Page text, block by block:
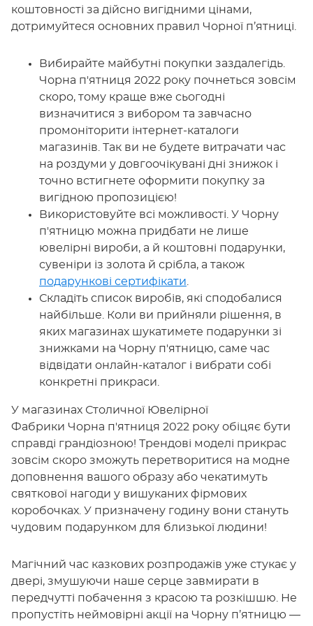
коштовності за дійсно вигідними цінами,
дотримуйтеся основних правил Чорної п’ятниці.
Вибирайте майбутні покупки заздалегідь.
Чорна п'ятниця 2022 року почнеться зовсім
скоро, тому краще вже сьогодні
визначитися з вибором та завчасно
промоніторити інтернет-каталоги
магазинів. Так ви не будете витрачати час
на роздуми у довгоочікувані дні знижок і
точно встигнете оформити покупку за
вигідною пропозицією!
Використовуйте всі можливості. У Чорну
п'ятницю можна придбати не лише
ювелірні вироби, а й коштовні подарунки,
сувеніри із золота й срібла, а також
подарункові сертифікати.
Складіть список виробів, які сподобалися
найбільше. Коли ви прийняли рішення, в
яких магазинах шукатимете подарунки зі
знижками на Чорну п'ятницю, саме час
відвідати онлайн-каталог і вибрати собі
конкретні прикраси.
У магазинах Столичної Ювелірної
Фабрики Чорна п'ятниця 2022 року обіцяє бути
справді грандіозною! Трендові моделі прикрас
зовсім скоро зможуть перетворитися на модне
доповнення вашого образу або чекатимуть
святкової нагоди у вишуканих фірмових
коробочках. У призначену годину вони стануть
чудовим подарунком для близької людини!
Магічний час казкових розпродажів уже стукає у
двері, змушуючи наше серце завмирати в
передчутті побачення з красою та розкішшю. Не
пропустіть неймовірні акції на Чорну п’ятницю —